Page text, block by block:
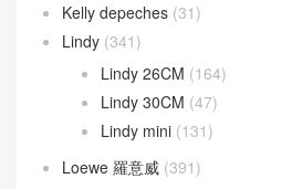
Kelly Cut(43)
Kelly Danse
Kelly Doll(19)
Kelly pocket (18)
Kelly Wallet(81)
Kelly 24/24(118)